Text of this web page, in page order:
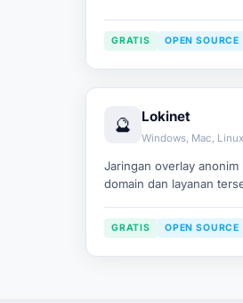
GRATIS OPEN SOURCE
🔮 Lokinet
Windows, Mac,
Jaringan overlay
domain dan layanan
GRATIS OPEN SOURCE